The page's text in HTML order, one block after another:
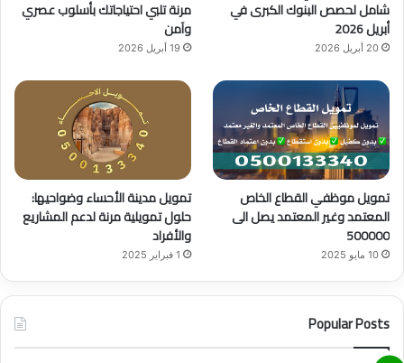
e م
شامل لحصص البنوك الكبرى في
أبريل 2026
20 أبريل 2026
مرنة تلبي احتياجاتك بأسلوب عصري
وآمن
19 أبريل 2026
تمويل موظفي القطاع الخاص
المعتمد وغير المعتمد يصل الى
500000
10 مايو 2025
تمويل مدينة الأحساء وضواحيها:
حلول تمويلية مرنة لدعم المشاريع
والأفراد
1 فبراير 2025
Popular Posts